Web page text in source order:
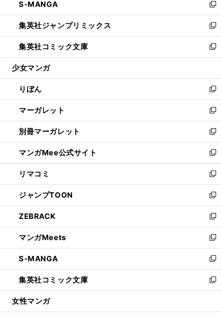
く
で
開
く
ド
ウ
で
開
く
ィ
ン
ド
ウ
で
開
い
ウ
ィ
ン
ド
ウ
開
く
S-MANGA
新
し
い
ウ
ィ
ン
ウ
で
開
く
集英社ジャンプリミックス
新
し
い
ウ
ン
ド
ウ
で
開
く
集英社コミック文庫
新
し
ウ
ィ
ン
ド
ウ
で
開
く
少女マンガ
りぼん
新
し
い
ウ
ィ
ン
ド
ウ
で
開
く
マーガレット
新
し
い
ウ
ィ
ン
ド
ウ
で
開
く
別冊マーガレット
新
し
い
ウ
ィ
ン
ド
ウ
で
開
く
マンガMee公式サイト
新
し
い
ウ
ィ
ン
ド
ウ
で
開
く
リマコミ
新
し
い
ウ
ィ
ン
ド
ウ
で
開
く
ジャンプTOON
新
し
い
ウ
ィ
ン
ド
ウ
で
開
ZEBRACK
新
し
い
ウ
ィ
ン
ド
ウ
開
マンガMeets
新
し
い
ウ
ィ
ン
ウ
S-MANGA
新
し
い
ウ
ン
集英社コミック文庫
新
し
ウ
女性マンガ